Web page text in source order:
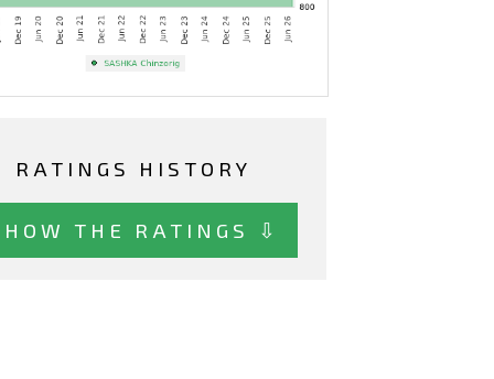
RATINGS HISTORY
THE RATINGS ⇩